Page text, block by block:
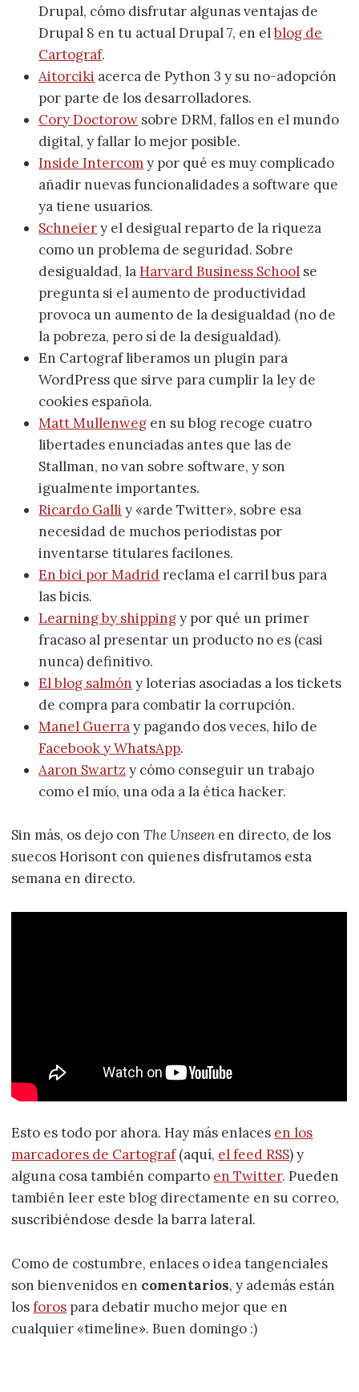
Drupal, cómo disfrutar algunas ventajas de
Drupal 8 en tu actual Drupal 7, en elblog de
Cartograf.
Aitorciki acerca de Python 3 y su no-adopción
por parte de los desarrolladores.
Cory Doctorow sobre DRM, fallos en el mundo
digital, y fallar lo mejor posible.
Inside Intercomy por qué es muy complicado
añadir nuevas funcionalidades a software que
ya tiene usuarios.
Schneiery el desigual reparto de la riqueza
como un problema de seguridad. Sobre
desigualdad, laHarvard Business School se
pregunta si el aumento de productividad
provoca un aumento de la desigualdad (no de
la pobreza, pero sí de la desigualdad).
En Cartograf liberamos un plugin para
WordPress que sirve para cumplir la ley de
cookies española.
Matt Mullenweg en su blog recoge cuatro
libertades enunciadas antes que las de
Stallman, no van sobre software, y son
igualmente importantes.
Ricardo Galli y «arde Twitter», sobre esa
necesidad de muchos periodistas por
inventarse titulares facilones.
En bici por Madrid reclama el carril bus para
las bicis.
Learning by shippingy por qué un primer
fracaso al presentar un producto no es (casi
nunca) definitivo.
El blog salmón y loterías asociadas a los tickets
de compra para combatir la corrupción.
Manel Guerray pagando dos veces, hilo de
Facebook y WhatsApp.
Aaron Swartz y cómo conseguir un trabajo
como el mío, una oda a la ética hacker.
Sin más, os dejo conThe Unseen en directo, de los
suecos Horisont con quienes disfrutamos esta
semana en directo.
Esto es todo por ahora. Hay más enlaces en los
marcadores de Cartograf(aquí, el feed RSS) y
alguna cosa también comparto en Twitter. Pueden
también leer este blog directamente en su correo,
suscribiéndose desde la barra lateral.
Como de costumbre, enlaces o idea tangenciales
son bienvenidos en comentarios, y además están
losforos para debatir mucho mejor que en
cualquier «timeline». Buen domingo :)